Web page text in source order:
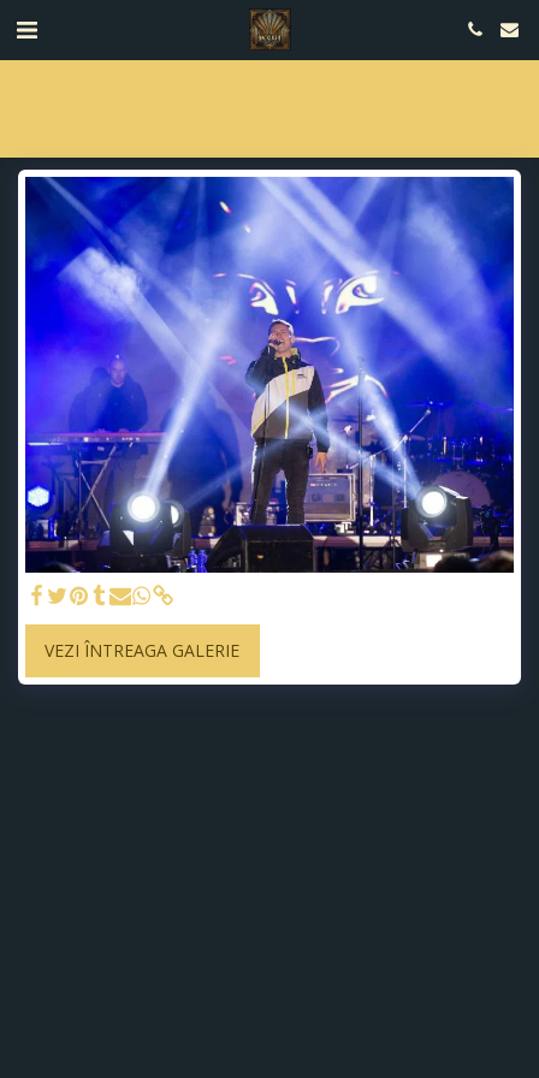
VEZI ÎNTREAGA GALERIE